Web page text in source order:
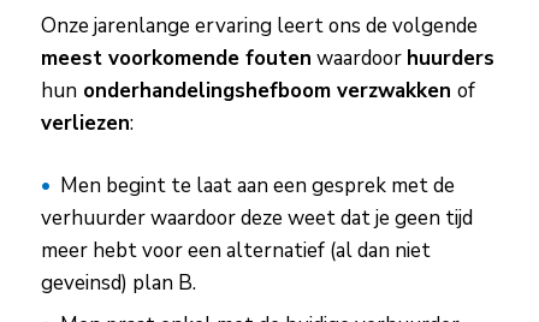
Onze jarenlange ervaring leert ons de volgende
meest voorkomende fouten waardoor huurders
hunonderhandelingshefboom verzwakken of
verliezen:
Men begint te laat aan een gesprek met de
verhuurder waardoor deze weet dat je geen tijd
meer hebt voor een alternatief (al dan niet
geveinsd) plan B.